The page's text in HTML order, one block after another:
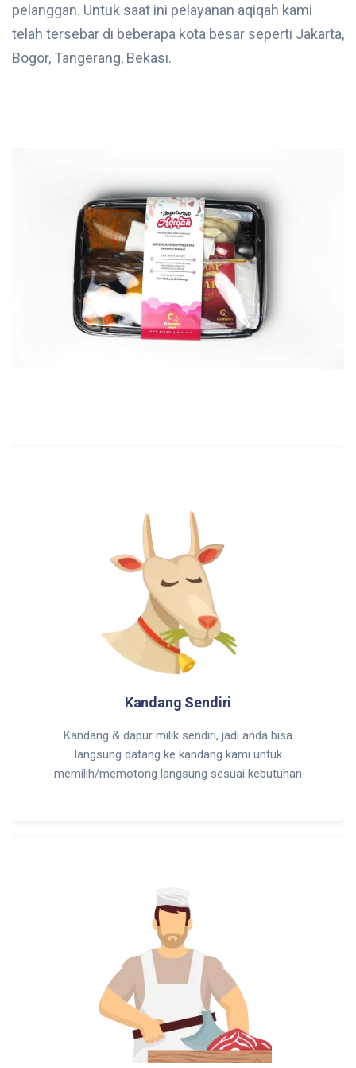
pelanggan. Untuk saat ini pelayanan aqiqah kami
telah tersebar di beberapa kota besar seperti Jakarta,
Bogor, Tangerang, Bekasi.
Kandang Sendiri
Kandang & dapur milik sendiri, jadi anda bisa
langsung datang ke kandang kami untuk
memilih/memotong langsung sesuai kebutuhan